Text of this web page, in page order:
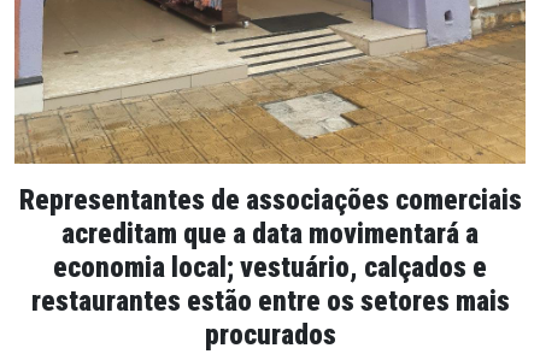
Representantes de associações comerciais
acreditam que a data movimentará a
economia local; vestuário, calçados e
restaurantes estão entre os setores mais
procurados